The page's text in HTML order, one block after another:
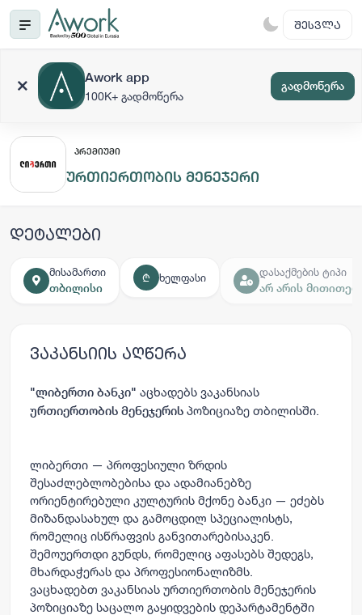
ᲨᲔᲡᲕᲚᲐ
Awork app
100K+ გადმოწერა
გადმოწერა
ᲞᲠᲔᲛᲘᲣᲛᲘ
ურთიერთობის მენეჯერი
დეტალები
მისამართი
თბილისი
₾ ხელფასი
დასაქმების ტიპი
არ არის
ვაკანსიის აღწერა
"ლიბერთი ბანკი" აცხადებს ვაკანსიას
ურთიერთობის მენეჯერის პოზიციაზე თბილისში.
ლიბერთი — პროფესიული ზრდის
შესაძლებლობებისა და ადამიანებზე
ორიენტირებული კულტურის მქონე ბანკი — ეძებს
მიზანდასახულ და გამოცდილ სპეციალისტს,
რომელიც ისწრაფვის განვითარებისაკენ.
შემოუერთდი გუნდს, რომელიც აფასებს შედეგს,
მხარდაჭერას და პროფესიონალიზმს.
ვაცხადებთ ვაკანსიას ურთიერთობის მენეჯერის
პოზიციაზე საცალო გაყიდვების დეპარტამენტში